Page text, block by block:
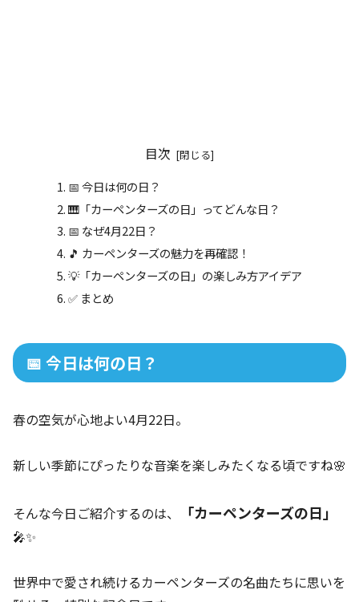
目次
📅 今日は何の日？
🎹「カーペンターズの日」ってどんな日？
📅 なぜ4月22日？
🎵 カーペンターズの魅力を再確認！
💡「カーペンターズの日」の楽しみ方アイデア
✅ まとめ
📅 今日は何の日？
春の空気が心地よい4月22日。
新しい季節にぴったりな音楽を楽しみたくなる頃ですね🌸
そんな今日ご紹介するのは、 「カーペンターズの日」
🎤✨
世界中で愛され続けるカーペンターズの名曲たちに思いを